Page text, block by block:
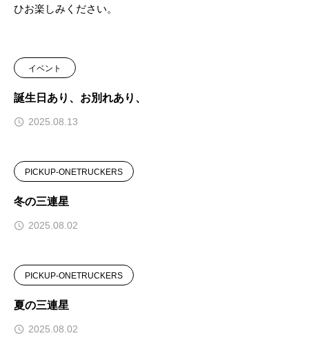
ひお楽しみください。
イベント
誕生日あり、お別れあり、
2025.08.13
PICKUP-ONETRUCKERS
冬の三連星
2025.08.02
PICKUP-ONETRUCKERS
夏の三連星
2025.08.02